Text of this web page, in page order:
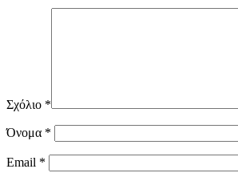
Σχόλιο *
Όνομα *
Email *